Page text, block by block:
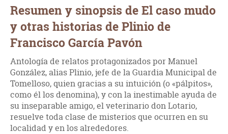
Resumen y sinopsis de El caso mudo
y otras historias de Plinio de
Francisco García Pavón
Antología de relatos protagonizados por Manuel
González, alias Plinio, jefe de la Guardia Municipal de
Tomelloso, quien gracias a su intuición (o «pálpitos»,
como él los denomina), y con la inestimable ayuda de
su inseparable amigo, el veterinario don Lotario,
resuelve toda clase de misterios que ocurren en su
localidad y en los alrededores.